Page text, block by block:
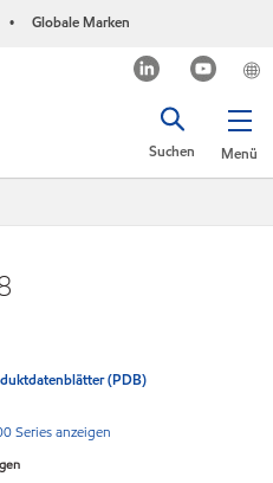
• Globale Marken
Menü
Suchen
(PDB)
Series anzeigen